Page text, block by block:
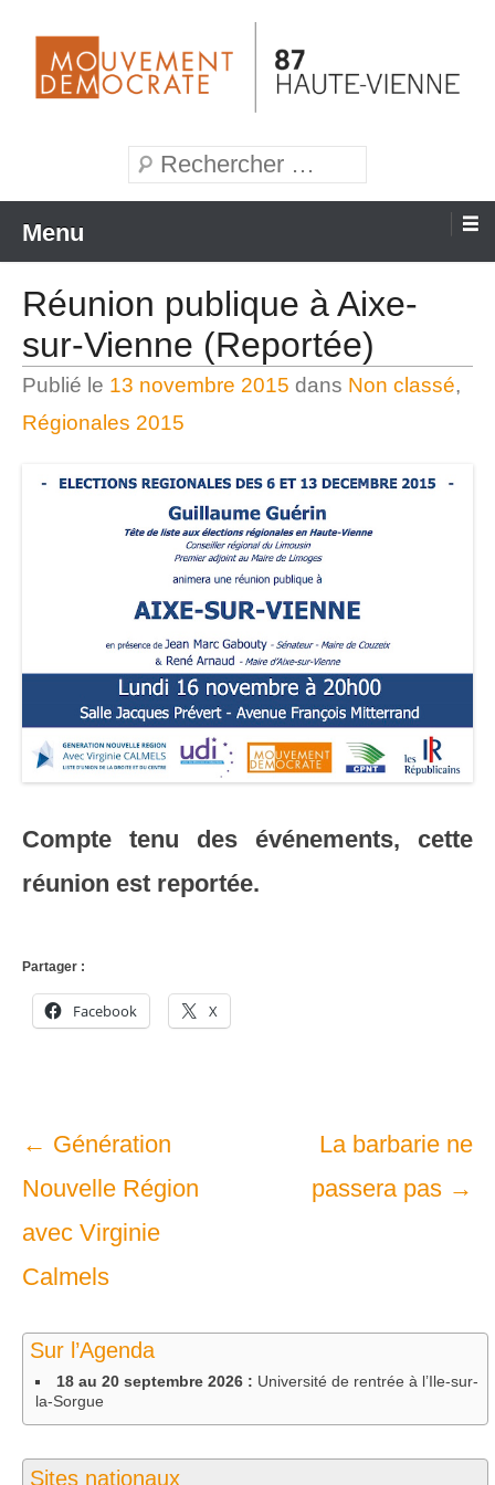
contenu
Recherche
Menu
Réunion publique à Aixe-
sur-Vienne (Reportée)
Publié le 13 novembre 2015 dans Non classé,
Régionales 2015
Compte tenu des événements, cette
réunion est reportée.
Partager :
Facebook X
Navigation
dans
les
articles
← Génération
Nouvelle Région
avec Virginie
Calmels
La barbarie ne
passera pas →
Sur l’Agenda
18 au 20 septembre 2026 : Université de rentrée à l’Ile-sur-
la-Sorgue
Sites nationaux